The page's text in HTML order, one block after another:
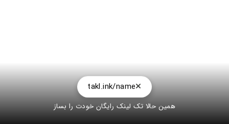
takl.ink/name
همین حالا تک لینک رایگان خودت را بساز